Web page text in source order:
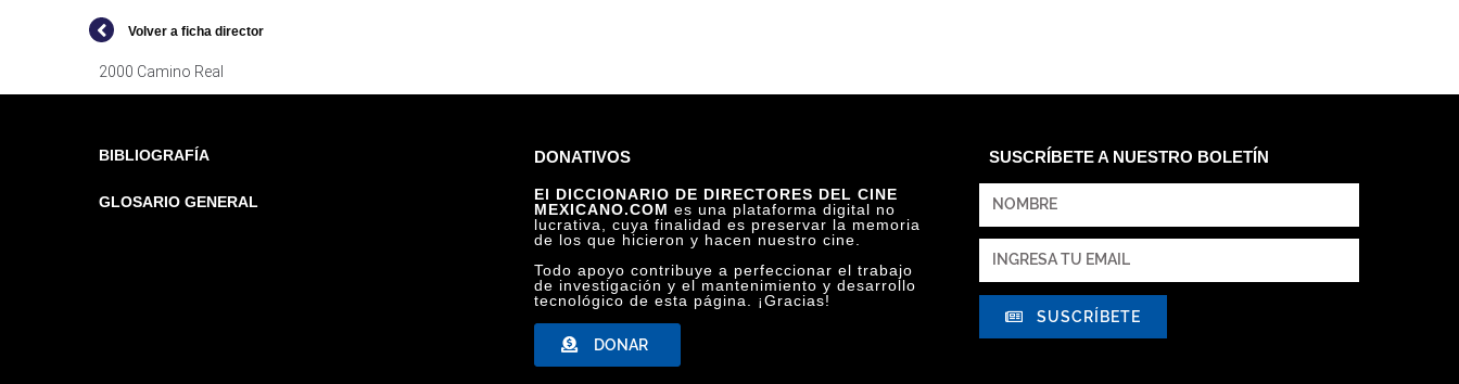
Volver a ficha director
2000 Camino Real
BIBLIOGRAFÍA
GLOSARIO GENERAL
DONATIVOS
El DICCIONARIO DE DIRECTORES DEL CINE
MEXICANO.COM es una plataforma digital no
lucrativa, cuya finalidad es preservar la memoria
de los que hicieron y hacen nuestro cine.
Todo apoyo contribuye a perfeccionar el trabajo
de investigación y el mantenimiento y desarrollo
tecnológico de esta página. ¡Gracias!
DONAR
SUSCRÍBETE A NUESTRO BOLETÍN
SUSCRÍBETE